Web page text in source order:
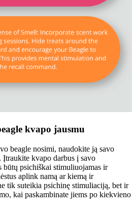
kvapo jausmu
beagle nosimi, naudokite ją savo
Įtraukite kvapo darbus į savo
būtų psichiškai stimuliuojamas ir
aplink namą ar kiemą ir
tik suteikia psichinę stimuliaciją, bet ir
kai paskambinate jiems po kiekvieno